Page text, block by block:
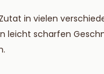
in vielen
leicht scharfen